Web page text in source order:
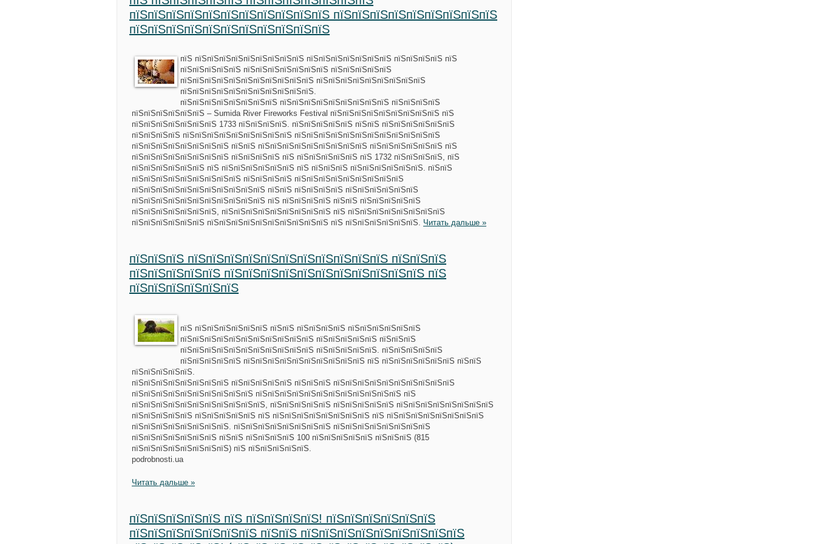
пїЅпїЅпїЅпїЅпїЅпїЅпїЅпїЅпїЅпїЅпїЅ пїЅпїЅпїЅпїЅпїЅпїЅпїЅпїЅпїЅ
пїЅпїЅпїЅпїЅпїЅпїЅпїЅпїЅпїЅпїЅпїЅ
пїЅ пїЅпїЅпїЅпїЅпїЅпїЅпїЅпїЅпїЅ пїЅпїЅпїЅпїЅпїЅпїЅпїЅ пїЅпїЅпїЅпїЅ пїЅ
пїЅпїЅпїЅпїЅпїЅ пїЅпїЅпїЅпїЅпїЅпїЅпїЅ пїЅпїЅпїЅпїЅпїЅ
пїЅпїЅпїЅпїЅпїЅпїЅпїЅпїЅпїЅпїЅпїЅ пїЅпїЅпїЅпїЅпїЅпїЅпїЅпїЅпїЅ
пїЅпїЅпїЅпїЅпїЅпїЅпїЅпїЅпїЅпїЅпїЅ.
пїЅпїЅпїЅпїЅпїЅпїЅпїЅпїЅ пїЅпїЅпїЅпїЅпїЅпїЅпїЅпїЅпїЅ пїЅпїЅпїЅпїЅ
пїЅпїЅпїЅпїЅпїЅпїЅ – Sumida River Fireworks Festival пїЅпїЅпїЅпїЅпїЅпїЅпїЅпїЅпїЅ пїЅ
пїЅпїЅпїЅпїЅпїЅпїЅпїЅ 1733 пїЅпїЅпїЅпїЅ. пїЅпїЅпїЅпїЅпїЅ пїЅпїЅ пїЅпїЅпїЅпїЅпїЅпїЅ
пїЅпїЅпїЅпїЅ пїЅпїЅпїЅпїЅпїЅпїЅпїЅпїЅпїЅ пїЅпїЅпїЅпїЅпїЅпїЅпїЅпїЅпїЅпїЅпїЅпїЅ
пїЅпїЅпїЅпїЅпїЅпїЅпїЅпїЅ пїЅпїЅ пїЅпїЅпїЅпїЅпїЅпїЅпїЅпїЅпїЅ пїЅпїЅпїЅпїЅпїЅпїЅ пїЅ
пїЅпїЅпїЅпїЅпїЅпїЅпїЅпїЅ пїЅпїЅпїЅпїЅ пїЅ пїЅпїЅпїЅпїЅпїЅ пїЅ 1732 пїЅпїЅпїЅпїЅ, пїЅ
пїЅпїЅпїЅпїЅпїЅпїЅ пїЅ пїЅпїЅпїЅпїЅпїЅпїЅ пїЅ пїЅпїЅпїЅ пїЅпїЅпїЅпїЅпїЅпїЅ. пїЅпїЅ
пїЅпїЅпїЅпїЅпїЅпїЅпїЅпїЅпїЅ пїЅпїЅпїЅпїЅ пїЅпїЅпїЅпїЅпїЅпїЅпїЅпїЅпїЅ
пїЅпїЅпїЅпїЅпїЅпїЅпїЅпїЅпїЅпїЅпїЅ пїЅпїЅ пїЅпїЅпїЅпїЅ пїЅпїЅпїЅпїЅпїЅпїЅ
пїЅпїЅпїЅпїЅпїЅпїЅпїЅпїЅпїЅпїЅпїЅ пїЅ пїЅпїЅпїЅпїЅ пїЅпїЅ пїЅпїЅпїЅпїЅпїЅ
пїЅпїЅпїЅпїЅпїЅпїЅпїЅ, пїЅпїЅпїЅпїЅпїЅпїЅпїЅпїЅпїЅ пїЅ пїЅпїЅпїЅпїЅпїЅпїЅпїЅпїЅ
пїЅпїЅпїЅпїЅпїЅпїЅ пїЅпїЅпїЅпїЅпїЅпїЅпїЅпїЅпїЅпїЅ пїЅ пїЅпїЅпїЅпїЅпїЅпїЅ. Читать дальше »
пїЅпїЅпїЅ пїЅпїЅпїЅпїЅпїЅпїЅпїЅпїЅпїЅпїЅпїЅ пїЅпїЅпїЅ
пїЅпїЅпїЅпїЅпїЅ пїЅпїЅпїЅпїЅпїЅпїЅпїЅпїЅпїЅпїЅпїЅ пїЅ
пїЅпїЅпїЅпїЅпїЅпїЅ
пїЅ пїЅпїЅпїЅпїЅпїЅпїЅ пїЅпїЅ пїЅпїЅпїЅпїЅ пїЅпїЅпїЅпїЅпїЅпїЅ
пїЅпїЅпїЅпїЅпїЅпїЅпїЅпїЅпїЅпїЅпїЅ пїЅпїЅпїЅпїЅпїЅ пїЅпїЅпїЅ
пїЅпїЅпїЅпїЅпїЅпїЅпїЅпїЅпїЅпїЅпїЅ пїЅпїЅпїЅпїЅпїЅ. пїЅпїЅпїЅпїЅпїЅ
пїЅпїЅпїЅпїЅпїЅ пїЅпїЅпїЅпїЅпїЅпїЅпїЅпїЅпїЅпїЅ пїЅ пїЅпїЅпїЅпїЅпїЅпїЅ пїЅпїЅ
пїЅпїЅпїЅпїЅпїЅ.
пїЅпїЅпїЅпїЅпїЅпїЅпїЅпїЅ пїЅпїЅпїЅпїЅпїЅ пїЅпїЅпїЅ пїЅпїЅпїЅпїЅпїЅпїЅпїЅпїЅпїЅпїЅ
пїЅпїЅпїЅпїЅпїЅпїЅпїЅпїЅпїЅпїЅ пїЅпїЅпїЅпїЅпїЅпїЅпїЅпїЅпїЅпїЅпїЅпїЅ пїЅ
пїЅпїЅпїЅпїЅпїЅпїЅпїЅпїЅпїЅпїЅпїЅ, пїЅпїЅпїЅпїЅпїЅ пїЅпїЅпїЅпїЅпїЅ пїЅпїЅпїЅпїЅпїЅпїЅпїЅпїЅ
пїЅпїЅпїЅпїЅпїЅ пїЅпїЅпїЅпїЅпїЅ пїЅ пїЅпїЅпїЅпїЅпїЅпїЅпїЅпїЅ пїЅ пїЅпїЅпїЅпїЅпїЅпїЅпїЅпїЅ
пїЅпїЅпїЅпїЅпїЅпїЅпїЅпїЅ. пїЅпїЅпїЅпїЅпїЅпїЅпїЅпїЅ пїЅпїЅпїЅпїЅпїЅпїЅпїЅпїЅ
пїЅпїЅпїЅпїЅпїЅпїЅпїЅ пїЅпїЅ пїЅпїЅпїЅпїЅ 100 пїЅпїЅпїЅпїЅпїЅ пїЅпїЅпїЅ (815
пїЅпїЅпїЅпїЅпїЅпїЅпїЅпїЅ) пїЅ пїЅпїЅпїЅпїЅпїЅ.
podrobnosti.ua
Читать дальше »
пїЅпїЅпїЅпїЅпїЅ пїЅ пїЅпїЅпїЅпїЅ! пїЅпїЅпїЅпїЅпїЅпїЅ
пїЅпїЅпїЅпїЅпїЅпїЅпїЅ пїЅпїЅ пїЅпїЅпїЅпїЅпїЅпїЅпїЅпїЅпїЅ